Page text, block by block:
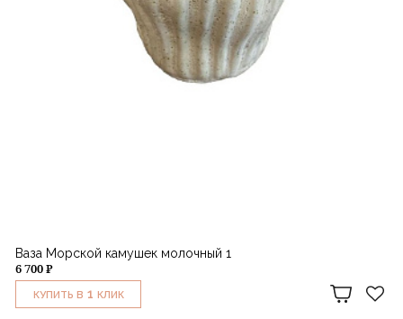
Ваза Морской камушек молочный 1
6 700 ₽
КУПИТЬ В 1 КЛИК